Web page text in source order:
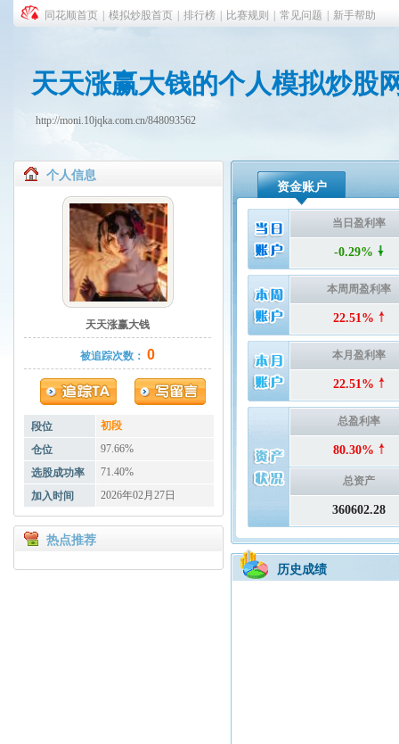
同花顺首页 模拟炒股首页 排行榜 比赛规则 常见问题 新手帮助
天天涨赢大钱的个人模拟炒股
http://moni.10jqka.com.cn/848093562
个人信息
天天涨赢大钱
被追踪次数： 0
段位
初段
仓位
97.66%
选股成功率
71.40%
加入时间
2026年02月27日
热点推荐
资金账户
当日盈利率
-0.29%
本周周盈利率
22.51%
本月盈利率
22.51%
总盈利率
80.30%
总资产
360602.28
历史成绩